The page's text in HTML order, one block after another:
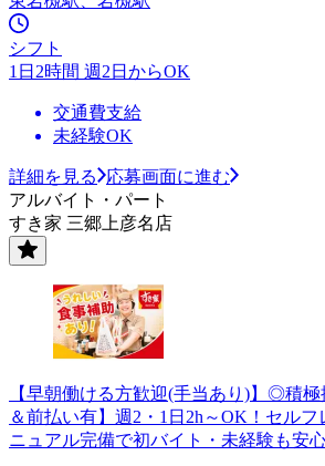
シフト
1日2時間 週2日からOK
交通費支給
未経験OK
詳細を見る
応募画面に進む
アルバイト・パート
すき家 三郷上彦名店
【早朝働ける方歓迎(手当あり)】◎積
＆前払い有】週2・1日2h～OK！セル
ニュアル完備で初バイト・未経験も安